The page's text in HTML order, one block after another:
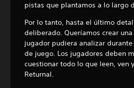
pistas que plantamos a lo largo
Por lo tanto, hasta el último
deliberado. Queríamos crear
jugador pudiera analizar
de juego. Los jugadores deben
cuestionar todo lo que leen, ven
Returnal.